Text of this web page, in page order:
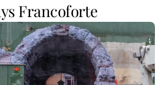
Francoforte